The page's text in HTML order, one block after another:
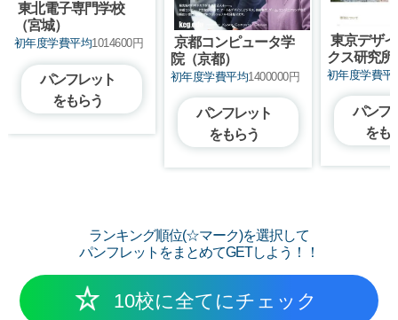
東北電子専門学校
（宮城）
初年度学費平均1014600円
パンフレット
をもらう
京都コンピュータ学
院（京都）
初年度学費平均1400000円
パンフレット
をもらう
東京デザ
クス研究所
初年度学費平
パンフ
をも
ランキング順位(☆マーク)を選択して
パンフレットをまとめてGETしよう！！
10校に全てにチェック